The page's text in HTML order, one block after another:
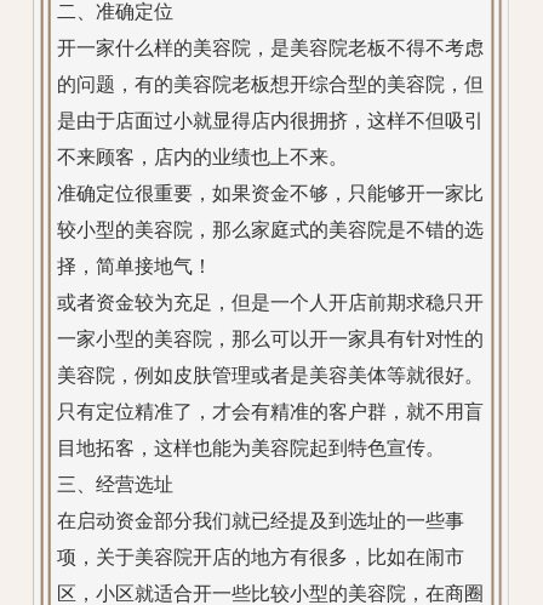
二、准确定位
开一家什么样的美容院，是美容院老板不得不考虑
的问题，有的美容院老板想开综合型的美容院，但
是由于店面过小就显得店内很拥挤，这样不但吸引
不来顾客，店内的业绩也上不来。
准确定位很重要，如果资金不够，只能够开一家比
较小型的美容院，那么家庭式的美容院是不错的选
择，简单接地气！
或者资金较为充足，但是一个人开店前期求稳只开
一家小型的美容院，那么可以开一家具有针对性的
美容院，例如皮肤管理或者是美容美体等就很好。
只有定位精准了，才会有精准的客户群，就不用盲
目地拓客，这样也能为美容院起到特色宣传。
三、经营选址
在启动资金部分我们就已经提及到选址的一些事
项，关于美容院开店的地方有很多，比如在闹市
区，小区就适合开一些比较小型的美容院，在商圈